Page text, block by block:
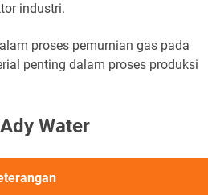
industri.
proses pemurnian gas pada
penting dalam proses produksi
Water